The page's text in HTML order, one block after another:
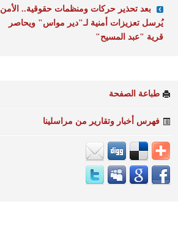
بعد تحذير حركات ومنظمات حقوقية.. الأمن
يُرسل تعزيزات أمنية لـ"دير مواس" ويحاصر
قرية "عبد المسيح"
طباعة الصفحة
فهرس أخبار وتقارير من مراسلينا